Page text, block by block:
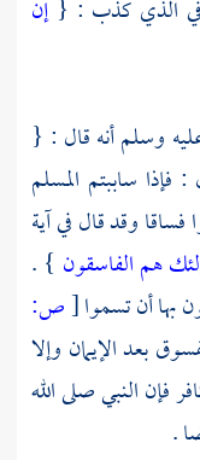
في الذي كذب : {إن
وسلم أنه قال : {
ساببتم المسلم
وقد قال في آية
هم الفاسقون } .
بها أن تسموا[ص:
بعد الإيمان وإلا
فإن النبي صلى الله
.